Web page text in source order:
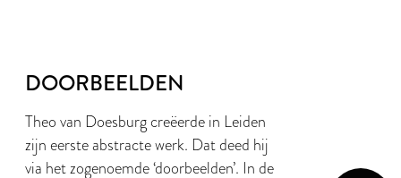
DOORBEELDEN
Theo van Doesburg creëerde in Leiden
zijn eerste abstracte werk. Dat deed hij
via het zogenoemde ‘doorbeelden’. In de